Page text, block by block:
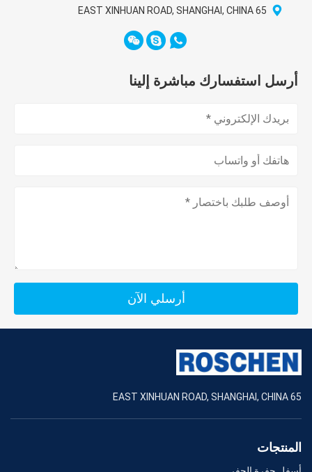
65 EAST XINHUAN ROAD, SHANGHAI, CHINA
أرسل استفسارك مباشرة إلينا
أرسلي الآن
65 EAST XINHUAN ROAD, SHANGHAI, CHINA
المنتجات